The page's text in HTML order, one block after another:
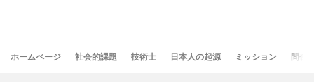
ホームページ 社会的課題 技術士 日本人の起源 ミッション 問合